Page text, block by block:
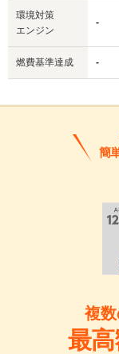
環境対策
エンジン
-
燃費基準達成 -
簡
複
最